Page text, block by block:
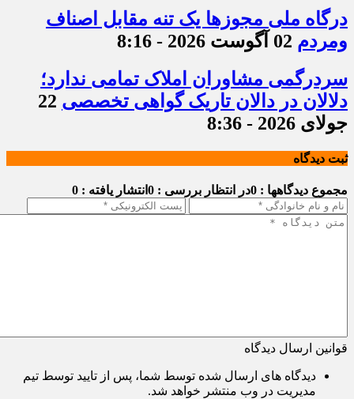
درگاه ملی مجوزها یک تنه مقابل اصناف
ومردم 02 آگوست 2026 - 8:16
سردرگمی مشاوران املاک تمامی ندارد؛
دلالان در دالان تاریک گواهی تخصصی 22
جولای 2026 - 8:36
ثبت دیدگاه
مجموع دیدگاهها : 0 در انتظار بررسی : 0 انتشار یافته : 0
قوانین ارسال دیدگاه
دیدگاه های ارسال شده توسط شما، پس از تایید توسط تیم
مدیریت در وب منتشر خواهد شد.